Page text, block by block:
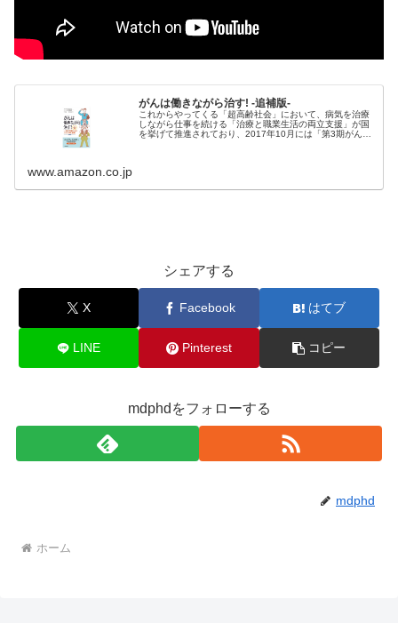
がんは働きながら治す! -追補版-
これからやってくる「超高齢社会」において、病気を治療
しながら仕事を続ける「治療と職業生活の両立支援」が国
を挙げて推進されており、2017年10月には「第3期がん対
www.amazon.co.jp
シェアする
X Facebook はてブ
LINE Pinterest コピー
mdphdをフォローする
mdphd
ホーム